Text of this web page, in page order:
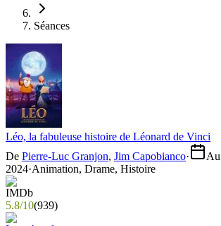
Séances
Léo, la fabuleuse histoire de Léonard de Vinci
De Pierre-Luc Granjon, Jim Capobianco·
2024·Animation, Drame, Histoire
5.8/10(939)